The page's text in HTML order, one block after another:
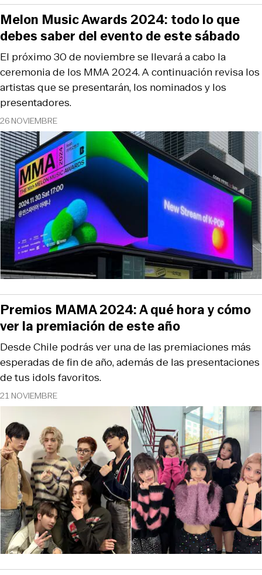
26 NOVIEMBRE
El próximo 30 de noviembre se llevará a cabo la
ceremonia de los MMA 2024. A continuación revisa los
artistas que se presentarán, los nominados y los
presentadores.
Melon Music Awards 2024: todo lo que
debes saber del evento de este sábado
21 NOVIEMBRE
Desde Chile podrás ver una de las premiaciones más
esperadas de fin de año, además de las presentaciones
de tus idols favoritos.
Premios MAMA 2024: A qué hora y cómo
ver la premiación de este año